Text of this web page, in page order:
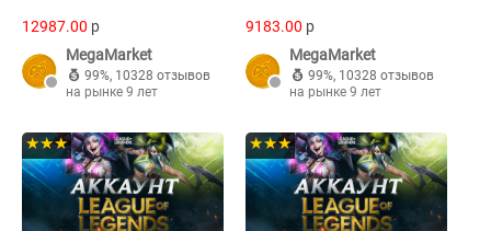
12987.00 p
MegaMarket
99%, 10328 отзывов
на рынке 9 лет
9183.00 p
MegaMarket
99%, 10328 отзывов
на рынке 9 лет
★★★ ★★★